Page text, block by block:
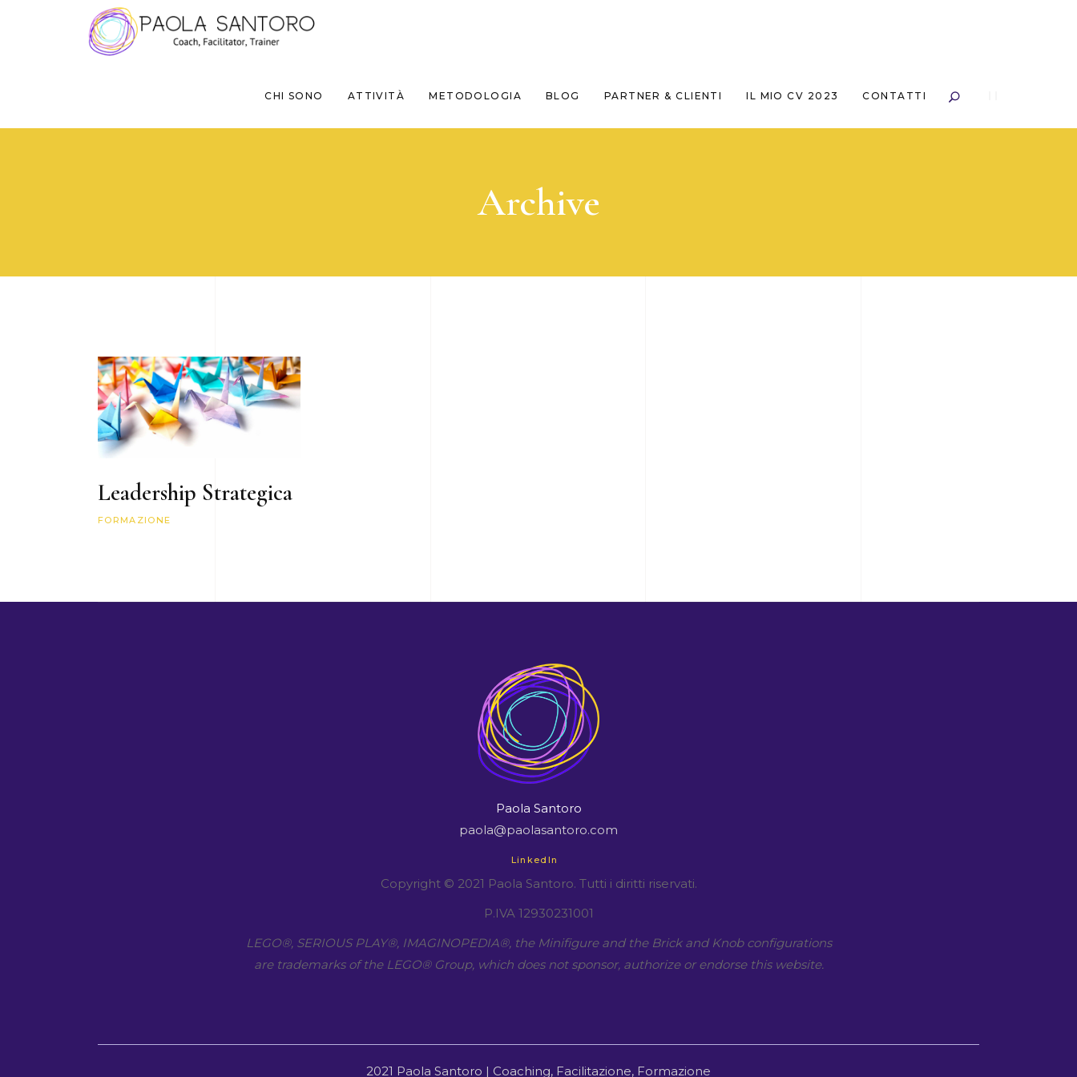
CHI SONO ATTIVITÀ METODOLOGIA BLOG PARTNER & CLIENTI IL MIO CV 2023 CONTATTI
Archive
Leadership Strategica
FORMAZIONE
Paola Santoro
paola@paolasantoro.com
LinkedIn
Copyright © 2021 Paola Santoro. Tutti i diritti riservati.
P.IVA 12930231001
LEGO​®, SERIOUS PLAY​®, IMAGINOPEDIA​®, the Minifigure and the Brick and Knob configurations
are trademarks of the LEGO​® Group, which does not sponsor, authorize or endorse this website.
2021 Paola Santoro | Coaching, Facilitazione, Formazione